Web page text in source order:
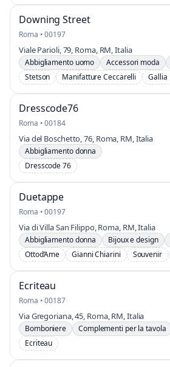
Downing Street
Roma • 00197
Viale Parioli, 79, Roma, RM, Italia
Abbigliamento uomo Accessori moda
Stetson
Manifatture Ceccarelli Gallia
Dresscode76
Roma • 00184
Via del Boschetto, 76, Roma, RM, Italia
Abbigliamento donna
Dresscode 76
Duetappe
Roma • 00197
Via di Villa San Filippo, Roma, RM, Italia
Abbigliamento donna Bijoux e design
Ottod’Ame
Gianni Chiarini Souvenir
Ecriteau
Roma • 00187
Via Gregoriana, 45, Roma, RM, Italia
Bomboniere Complementi per la tavola
Ecriteau